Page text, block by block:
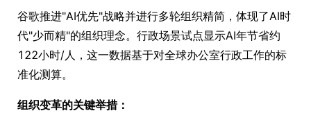
谷歌推进"AI优先"战略并进行多轮组织精简，体现了AI时
代"少而精"的组织理念。行政场景试点显示AI年节省约
122小时/人，这一数据基于对全球办公室行政工作的标
准化测算。
组织变革的关键举措：